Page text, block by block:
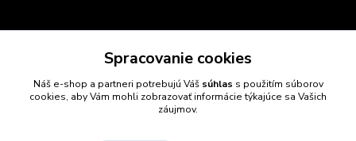
Spracovanie cookies
Náš e-shop a partneri potrebujú Váš súhlas s použitím súborov
cookies, aby Vám mohli zobrazovať informácie týkajúce sa Vašich
záujmov.